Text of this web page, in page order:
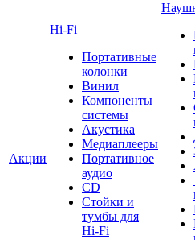
Акции
Hi-Fi
Портативные
колонки
Винил
Компоненты
системы
Акустика
Медиаплееры
Портативное
аудио
CD
Стойки и
тумбы для
Hi-Fi